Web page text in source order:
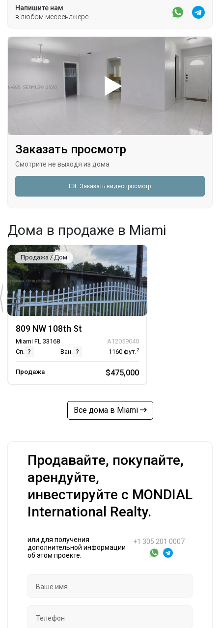
Напишите нам
в любом мессенджере
Заказать просмотр
Смотрите не выходя из дома
Заказать видеопросмотр
Дома в продаже в Miami
Продажа / Дом
809 NW 108th St
Miami FL 33168
A12059040
Сп. ? Ван. ? 1160 фут.2
Продажа $475,000
Все дома в Miami
Продавайте, покупайте,
арендуйте,
инвестируйте с MONDIAL
International Realty.
или для получения
дополнительной информации
об этом проекте.
+1 305 201 0007